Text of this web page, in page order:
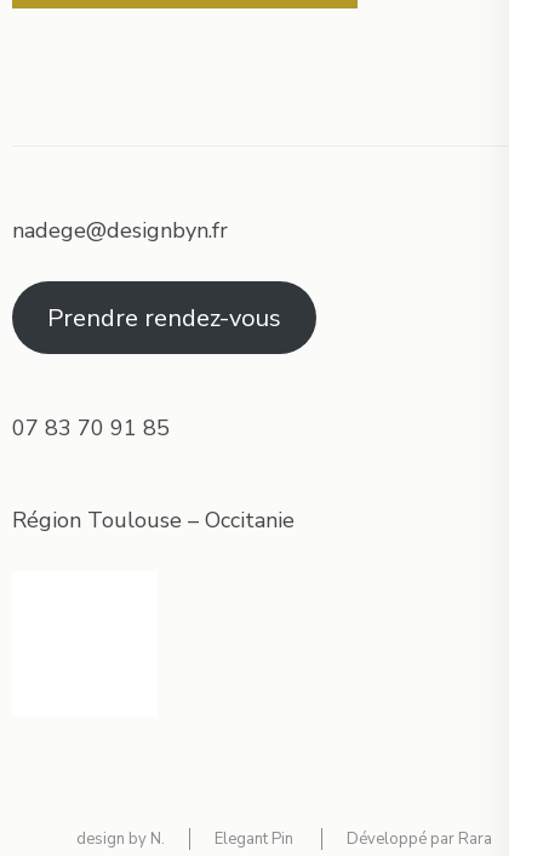
nadege@designbyn.fr
Prendre rendez-vous
07 83 70 91 85
Région Toulouse – Occitanie
design by N. Elegant Pin Développé par Rara